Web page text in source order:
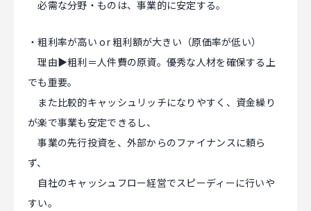
必需な分野・ものは、事業的に安定する。
・粗利率が高い or 粗利額が大きい（原価率が低い）
理由▶粗利＝人件費の原資。優秀な人材を確保する上
でも重要。
また比較的キャッシュリッチになりやすく、資金繰り
が楽で事業も安定できるし、
事業の先行投資を、外部からのファイナンスに頼ら
ず、
自社のキャッシュフロー経営でスピーディーに行いや
すい。